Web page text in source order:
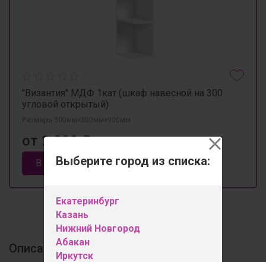
Выберите город из списка:
Екатеринбург
Казань
Нижний Новгород
Абакан
Иркутск
"Византия" МДФ 1кат (шкаф навесной на 300
угловой открытый)
Размеры 300мм×300мм×900мм
от 2 200 ₽
В корзину
Описание